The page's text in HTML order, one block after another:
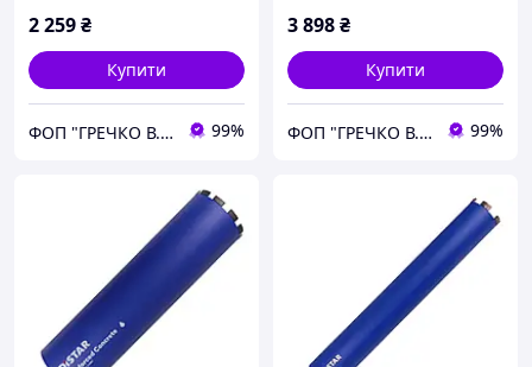
2 259₴
Купити
ФОП "ГРЕЧКО В. Д." 99%
3 898₴
Купити
ФОП "ГРЕЧКО В. Д." 99%